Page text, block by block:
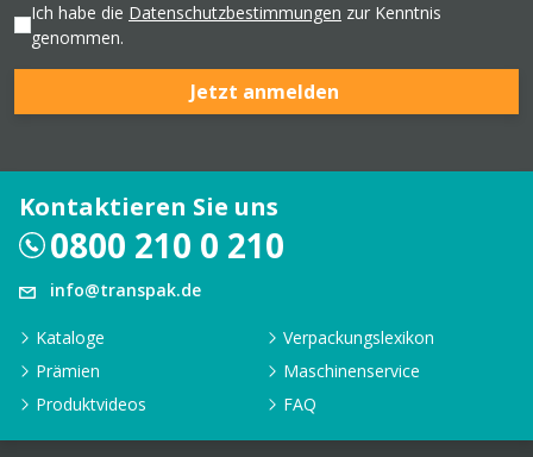
Ich habe die Datenschutzbestimmungen zur Kenntnis
genommen.
Jetzt anmelden
Kontaktieren Sie uns
0800 210 0 210
info@transpak.de
Kataloge
Verpackungslexikon
Prämien
Maschinenservice
Produktvideos
FAQ